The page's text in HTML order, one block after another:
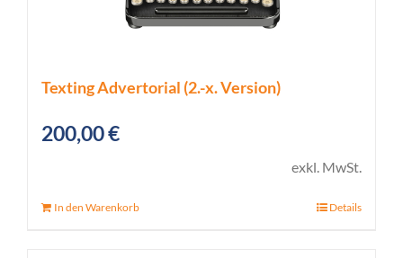
Texting Advertorial (2.-x. Version)
200,00€
exkl. MwSt.
In den Warenkorb Details